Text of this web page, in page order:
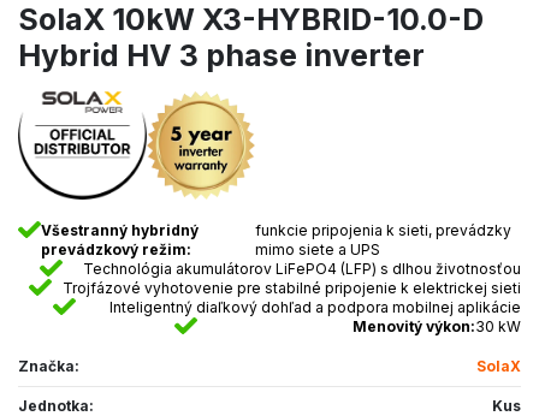
SolaX 10kW X3-HYBRID-10.0-D
Hybrid HV 3 phase inverter
Všestranný hybridný
prevádzkový režim:
funkcie pripojenia k sieti, prevádzky
mimo siete a UPS
Technológia akumulátorov LiFePO4 (LFP) s dlhou životnosťou
Trojfázové vyhotovenie pre stabilné pripojenie k elektrickej sieti
Inteligentný diaľkový dohľad a podpora mobilnej aplikácie
Menovitý výkon:30 kW
Značka: SolaX
Jednotka: Kus